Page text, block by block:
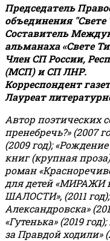
Председатель
объединения "Свете
Составитель
альманаха «Свете
Член СП России,
(МСП) и СП ЛНР.
Корреспондент
Лауреат
Автор поэтических
пренебречь?» (2007
(2009 год);
книг (крупная
роман
для детей «МИРАЖИ
ШАЛОСТИ», (2011
Александровска»
«Гутенька» (2019
за Правдой ходили»